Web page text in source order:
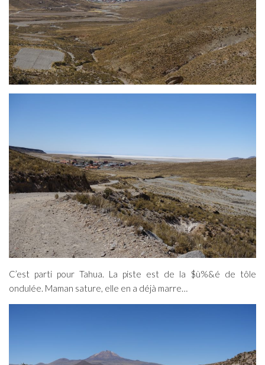
C’est parti pour Tahua. La piste est de la $ù%&é de tôle
ondulée. Maman sature, elle en a déjà marre…